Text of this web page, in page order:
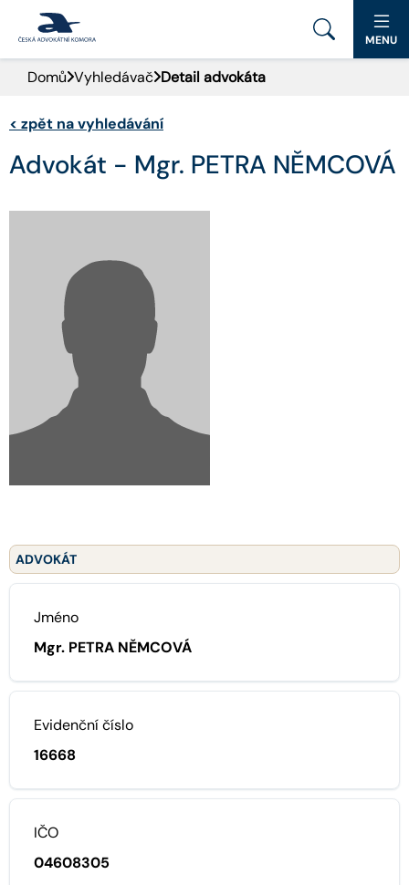
PORTÁL ČAK
DOMŮ
AKTUALITY
PRO VEŘEJNOST
ADVOKÁTNÍ DENÍK
KONTAKT
MENU
Domů Vyhledávač Detail advokáta
< zpět na vyhledávání
Advokát - Mgr. PETRA NĚMCOVÁ
ADVOKÁT
Jméno
Mgr. PETRA NĚMCOVÁ
Evidenční číslo
16668
IČO
04608305